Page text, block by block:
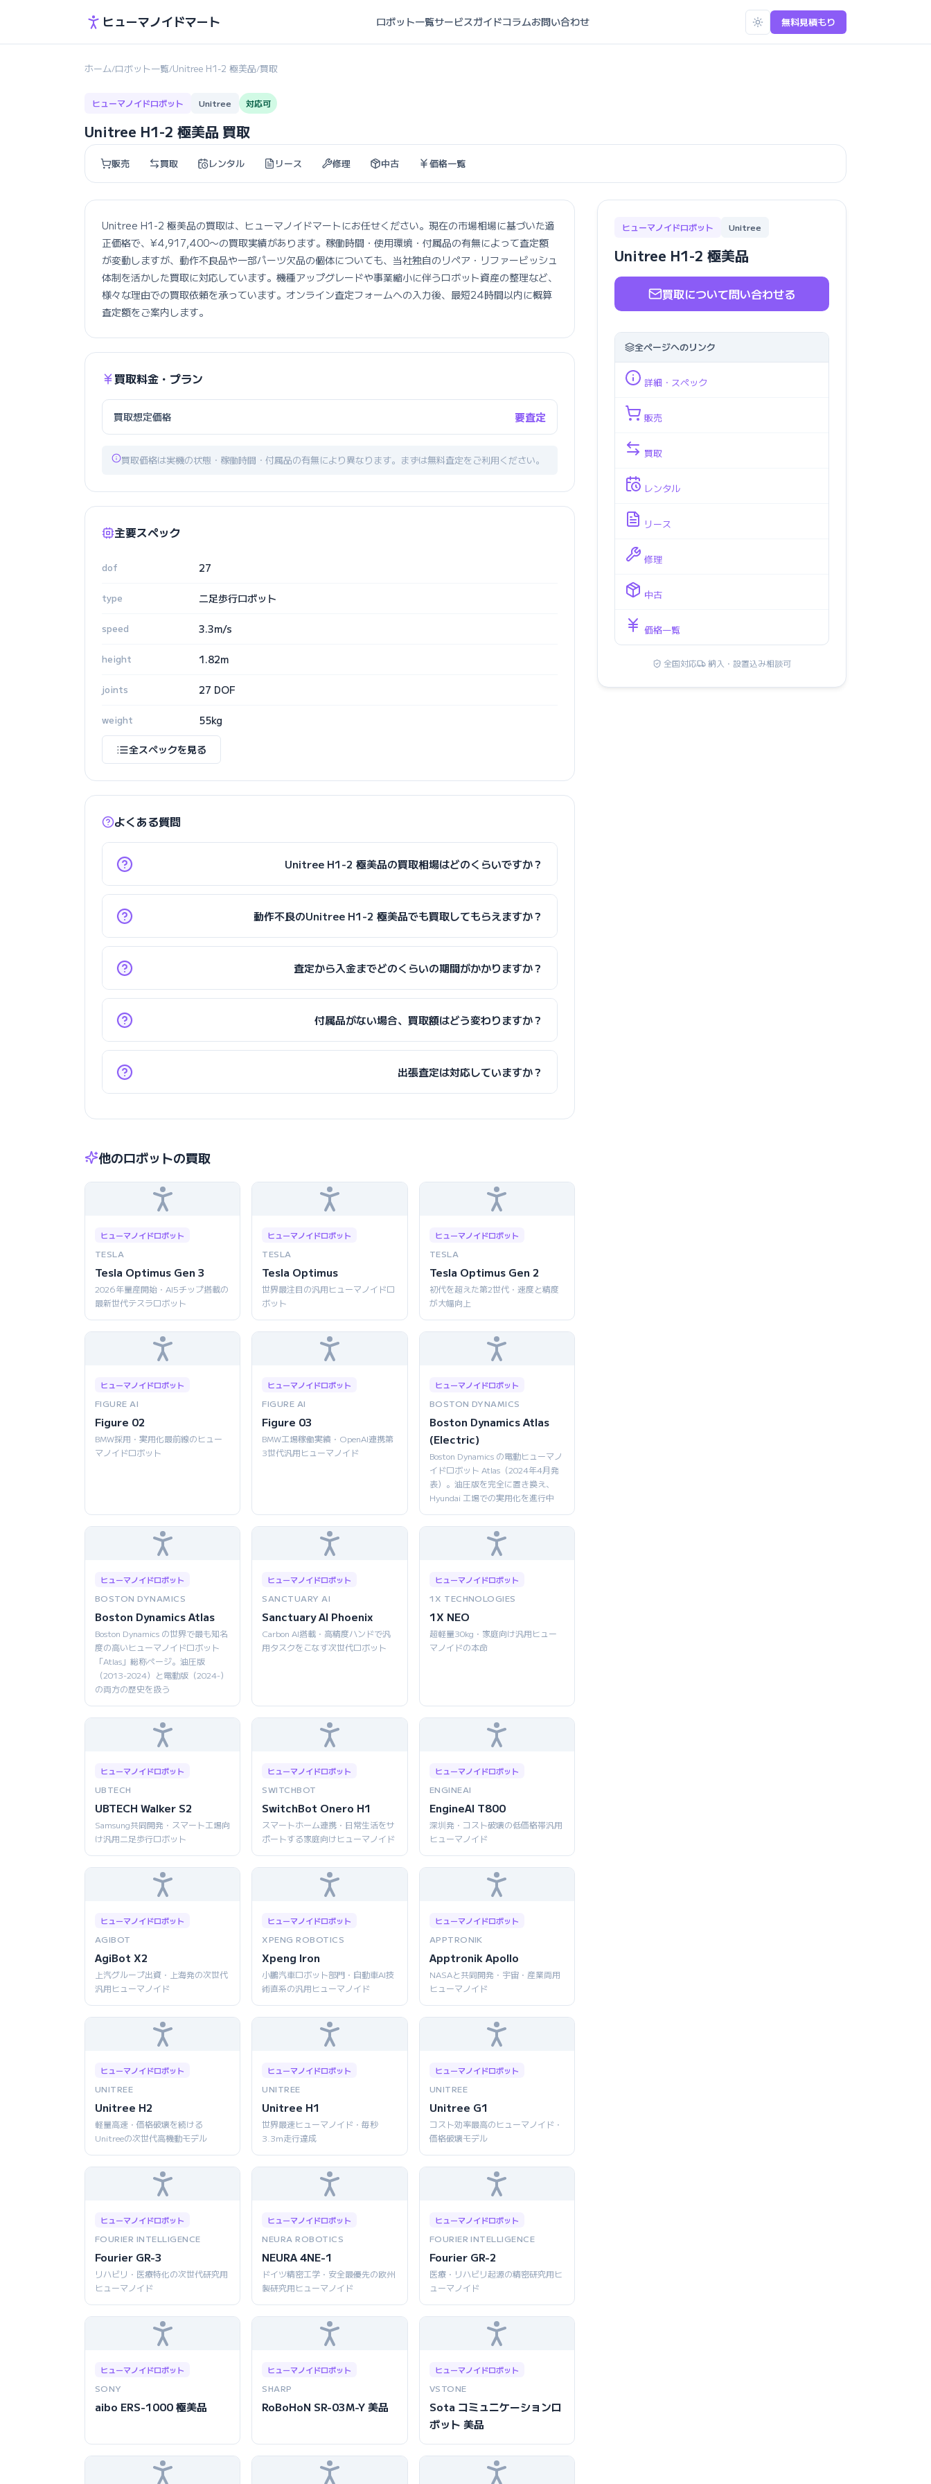
ヒューマノイドマート ロボット一覧サービスガイドコラムお問い合わせ 無料見積もり
ホーム/ロボット一覧/Unitree H1-2 極美品/買取
ヒューマノイドロボット Unitree 対応可
Unitree H1-2 極美品 買取
販売 買取 レンタル リース 修理 中古 価格一覧
Unitree H1-2 極美品の買取は、ヒューマノイドマートにお任せください。現在の市場相場に基づいた適
正価格で、¥4,917,400〜の買取実績があります。稼働時間・使用環境・付属品の有無によって査定額
が変動しますが、動作不良品や一部パーツ欠品の個体についても、当社独自のリペア・リファービッシュ
体制を活かした買取に対応しています。機種アップグレードや事業縮小に伴うロボット資産の整理など、
様々な理由での買取依頼を承っています。オンライン査定フォームへの入力後、最短24時間以内に概算
査定額をご案内します。
買取料金・プラン
買取想定価格 要査定
買取価格は実機の状態・稼働時間・付属品の有無により異なります。まずは無料査定をご利用ください。
主要スペック
dof 27
type 二足歩行ロボット
speed 3.3m/s
height 1.82m
joints 27 DOF
weight 55kg
全スペックを見る
よくある質問
Unitree H1-2 極美品の買取相場はどのくらいですか？
動作不良のUnitree H1-2 極美品でも買取してもらえますか？
査定から入金までどのくらいの期間がかかりますか？
付属品がない場合、買取額はどう変わりますか？
出張査定は対応していますか？
他のロボットの買取
ヒューマノイドロボット
TESLA
Tesla Optimus Gen 3
2026年量産開始・AI5チップ搭載の
最新世代テスラロボット
ヒューマノイドロボット
TESLA
Tesla Optimus
世界最注目の汎用ヒューマノイドロ
ボット
ヒューマノイドロボット
TESLA
Tesla Optimus Gen 2
初代を超えた第2世代・速度と精度
が大幅向上
ヒューマノイドロボット
FIGURE AI
Figure 02
BMW採用・実用化最前線のヒュー
マノイドロボット
ヒューマノイドロボット
FIGURE AI
Figure 03
BMW工場稼働実績・OpenAI連携第
3世代汎用ヒューマノイド
ヒューマノイドロボット
BOSTON DYNAMICS
Boston Dynamics Atlas
(Electric)
Boston Dynamics の電動ヒューマノ
イドロボット Atlas（2024年4月発
表）。油圧版を完全に置き換え、
Hyundai 工場での実用化を進行中
ヒューマノイドロボット
BOSTON DYNAMICS
Boston Dynamics Atlas
Boston Dynamics の世界で最も知名
度の高いヒューマノイドロボット
「Atlas」総称ページ。油圧版
（2013-2024）と電動版（2024-）
の両方の歴史を扱う
ヒューマノイドロボット
SANCTUARY AI
Sanctuary AI Phoenix
Carbon AI搭載・高精度ハンドで汎
用タスクをこなす次世代ロボット
ヒューマノイドロボット
1X TECHNOLOGIES
1X NEO
超軽量30kg・家庭向け汎用ヒュー
マノイドの本命
ヒューマノイドロボット
UBTECH
UBTECH Walker S2
Samsung共同開発・スマート工場向
け汎用二足歩行ロボット
ヒューマノイドロボット
SWITCHBOT
SwitchBot Onero H1
スマートホーム連携・日常生活をサ
ポートする家庭向けヒューマノイド
ヒューマノイドロボット
ENGINEAI
EngineAI T800
深圳発・コスト破壊の低価格帯汎用
ヒューマノイド
ヒューマノイドロボット
AGIBOT
AgiBot X2
上汽グループ出資・上海発の次世代
汎用ヒューマノイド
ヒューマノイドロボット
XPENG ROBOTICS
Xpeng Iron
小鵬汽車ロボット部門・自動車AI技
術直系の汎用ヒューマノイド
ヒューマノイドロボット
APPTRONIK
Apptronik Apollo
NASAと共同開発・宇宙・産業両用
ヒューマノイド
ヒューマノイドロボット
UNITREE
Unitree H2
軽量高速・価格破壊を続ける
Unitreeの次世代高機動モデル
ヒューマノイドロボット
UNITREE
Unitree H1
世界最速ヒューマノイド・毎秒
3.3m走行達成
ヒューマノイドロボット
UNITREE
Unitree G1
コスト効率最高のヒューマノイド・
価格破壊モデル
ヒューマノイドロボット
FOURIER INTELLIGENCE
Fourier GR-3
リハビリ・医療特化の次世代研究用
ヒューマノイド
ヒューマノイドロボット
NEURA ROBOTICS
NEURA 4NE-1
ドイツ精密工学・安全最優先の欧州
製研究用ヒューマノイド
ヒューマノイドロボット
FOURIER INTELLIGENCE
Fourier GR-2
医療・リハビリ起源の精密研究用ヒ
ューマノイド
ヒューマノイドロボット
SONY
aibo ERS-1000 極美品
ヒューマノイドロボット
SHARP
RoBoHoN SR-03M-Y 美品
ヒューマノイドロボット
VSTONE
Sota コミュニケーションロ
ボット 美品
ヒューマノイドロボット Unitree
Unitree H1-2 極美品
買取について問い合わせる
全ページへのリンク
詳細・スペック
販売
買取
レンタル
リース
修理
中古
価格一覧
全国対応 納入・設置込み相談可